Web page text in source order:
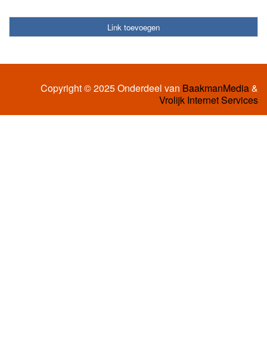
Link toevoegen
Copyright © 2025 Onderdeel van BaakmanMedia&
Vrolijk Internet Services